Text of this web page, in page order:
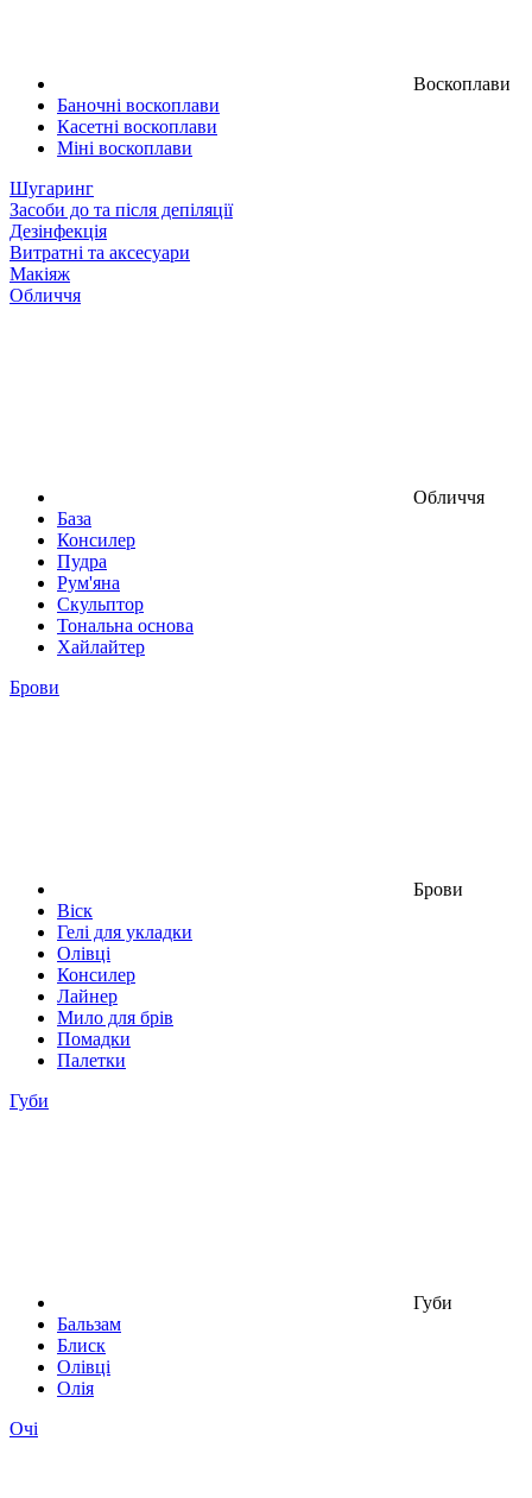
Воскоплави
Баночні воскоплави
Касетні воскоплави
Міні воскоплави
Шугаринг
Засоби до та після депіляції
Дезінфекція
Витратні та аксесуари
Макіяж
Обличчя
Обличчя
База
Консилер
Пудра
Рум'яна
Скульптор
Тональна основа
Хайлайтер
Брови
Брови
Віск
Гелі для укладки
Олівці
Консилер
Лайнер
Мило для брів
Помадки
Палетки
Губи
Губи
Бальзам
Блиск
Олівці
Олія
Очі